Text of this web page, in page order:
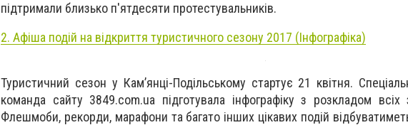
підтримали близько п'ятдесяти протестувальників.
2. Афіша подій на відкриття туристичного сезону 2017 (Інфографіка)
Туристичний сезон у Кам’янці-Подільському стартує 21 квітня.
команда сайту 3849.com.ua підготувала інфографіку з розкладом всіх
Флешмоби, рекорди, марафони та багато інших цікавих подій